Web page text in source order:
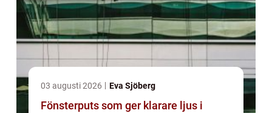
03 augusti 2026 Eva Sjöberg
Fönsterputs som ger klarare ljus i